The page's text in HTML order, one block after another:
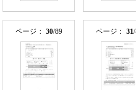
ページ： 30/89 ページ： 31